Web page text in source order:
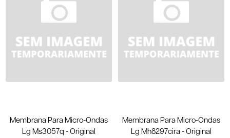
Membrana Para Micro-Ondas
Lg Ms3057q - Original
Membrana Para Micro-Ondas
Lg Mh8297cira - Original